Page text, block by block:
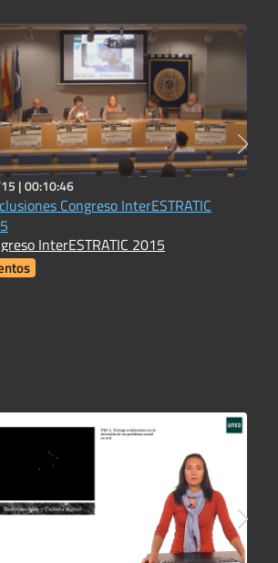
|00:10:46
Congreso InterESTRATIC
Congreso InterESTRATIC 2015